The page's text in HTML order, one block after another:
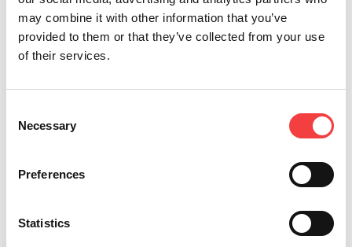
may combine it with other information that you’ve
provided to them or that they’ve collected from your use
of their services.
Selection
Necessary
Preferences
Statistics